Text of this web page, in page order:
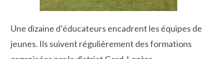
Une dizaine d’éducateurs encadrent les équipes de
jeunes. Ils suivent régulièrement des formations